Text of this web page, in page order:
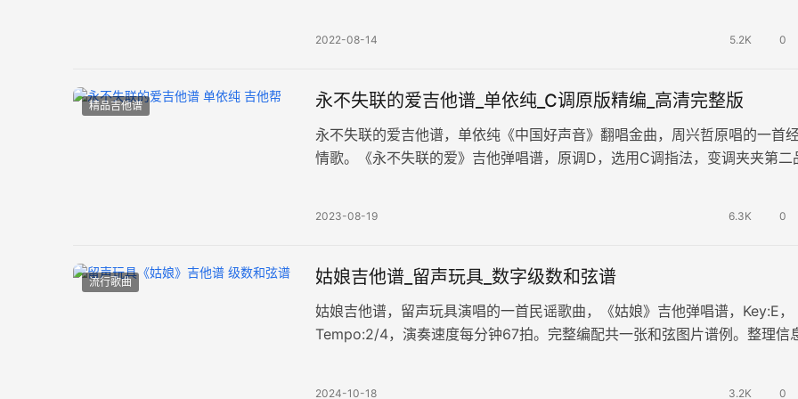
2022-08-14 5.2K 0
精品吉他谱 永不失联的爱吉他谱_单依纯_C调原版精编_高清完整版
永不失联的爱吉他谱，单依纯《中国好声音》翻唱金曲，周兴哲原唱的一首
情歌。《永不失联的爱》吉他弹唱谱，原调D，选用C调指法，变调夹夹第二
2023-08-19 6.3K 0
流行歌曲 姑娘吉他谱_留声玩具_数字级数和弦谱
姑娘吉他谱，留声玩具演唱的一首民谣歌曲，《姑娘》吉他弹唱谱，Key:E，
Tempo:2/4，演奏速度每分钟67拍。完整编配共一张和弦图片谱例。整理信
2024-10-18 3.2K 0